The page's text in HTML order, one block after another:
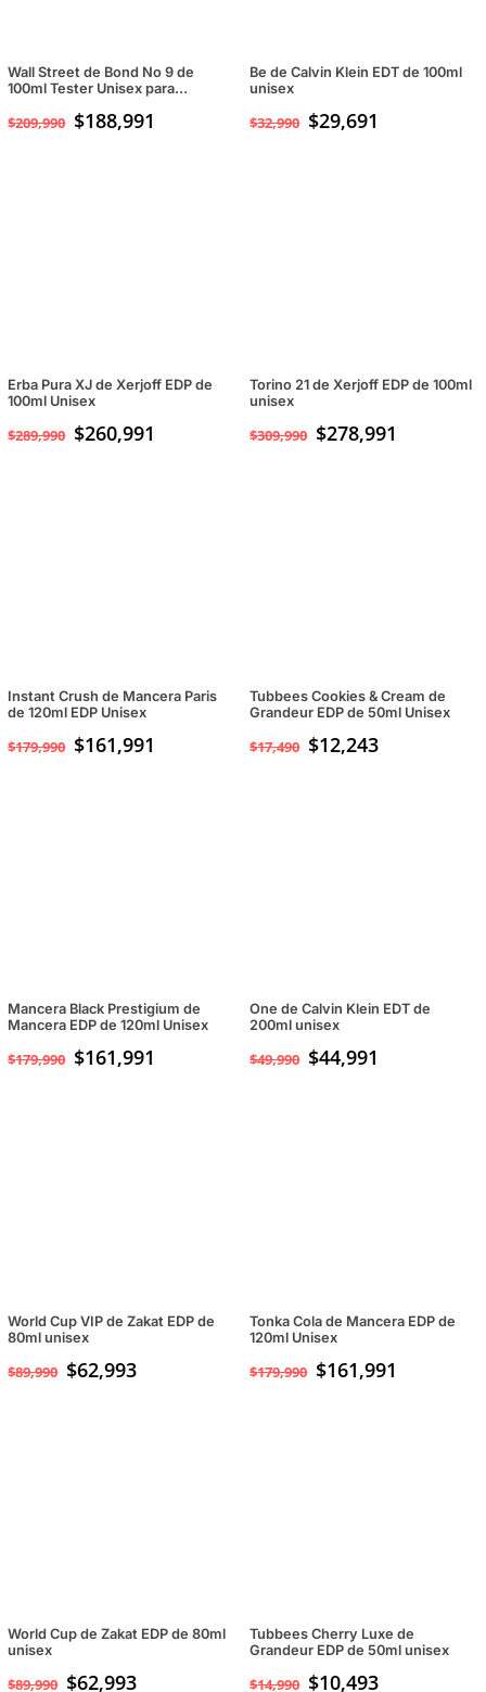
Wall Street de Bond No 9 de
100ml Tester Unisex para
$209,990 $188,991
Be de Calvin Klein EDT de 100ml
unisex
$32,990 $29,691
Erba Pura XJ de Xerjoff EDP de
100ml Unisex
$289,990 $260,991
Torino 21 de Xerjoff EDP de 100ml
unisex
$309,990 $278,991
Instant Crush de Mancera Paris
de 120ml EDP Unisex
$179,990 $161,991
Tubbees Cookies & Cream de
Grandeur EDP de 50ml Unisex
$17,490 $12,243
Mancera Black Prestigium de
Mancera EDP de 120ml Unisex
$179,990 $161,991
One de Calvin Klein EDT de
200ml unisex
$49,990 $44,991
World Cup VIP de Zakat EDP de
80ml unisex
$89,990 $62,993
Tonka Cola de Mancera EDP de
120ml Unisex
$179,990 $161,991
World Cup de Zakat EDP de 80ml
unisex
$89,990 $62,993
Tubbees Cherry Luxe de
Grandeur EDP de 50ml unisex
$14,990 $10,493